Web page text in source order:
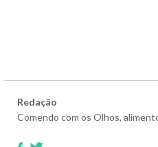
Redação
Comendo com os Olhos,